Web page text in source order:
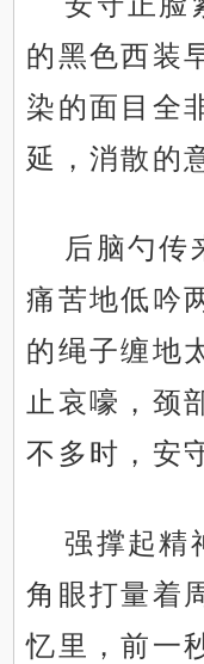
的黑色西装
染的面目全
延，消散的
后脑勺传
痛苦地低吟
的绳子缠地
止哀嚎，颈
不多时，安
强撑起精
角眼打量着
忆里，前一